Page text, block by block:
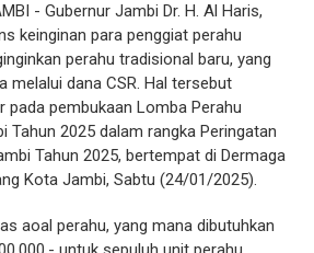
- Gubernur Jambi Dr. H. Al Haris,
keinginan para penggiat perahu
perahu tradisional baru, yang
melalui dana CSR. Hal tersebut
pada pembukaan Lomba Perahu
Tahun 2025 dalam rangka Peringatan
Tahun 2025, bertempat di Dermaga
Kota Jambi, Sabtu (24/01/2025).
aoal perahu, yang mana dibutuhkan